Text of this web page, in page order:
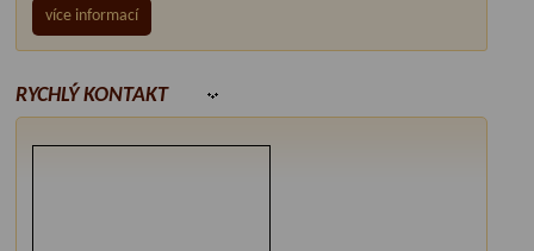
více informací
RYCHLÝ KONTAKT